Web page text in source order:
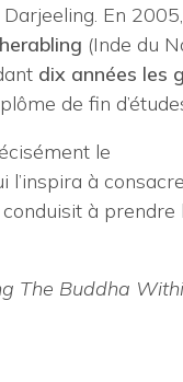
En
(Inde du
dix années les
de fin
le
à
conduisit à
The Buddha